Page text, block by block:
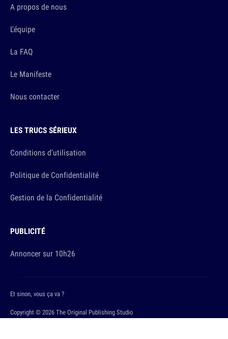
A propos de nous
L'équipe
La FAQ
Le Manifeste
Nous contacter
LES TRUCS SÉRIEUX
Conditions d'utilisation
Politique de Confidentialité
Gestion de la Confidentialité
PUBLICITÉ
Annoncer sur 10h26
Copyright © 2026 The Original Publishing Studio
Et sinon, vous ça va ?